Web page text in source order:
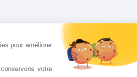
pour améliorer
votre